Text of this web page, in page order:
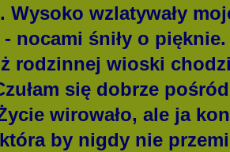
wzlatywały
nocami śniły o
rodzinnej wioski
się dobrze
wirowało, ale ja
by nigdy nie